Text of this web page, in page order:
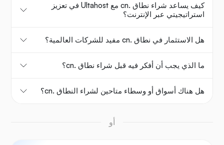
كيف يساعد شراء نطاق .cn مع Ultahost في تعزيز
استراتيجيتي عبر الإنترنت؟
هل الاستثمار في نطاق .cn مفيد للشركات العالمية؟
ما الذي يجب أن أفكر فيه قبل شراء نطاق .cn؟
هل هناك أسواق أو وسطاء متاحين لشراء النطاق .cn؟
أو